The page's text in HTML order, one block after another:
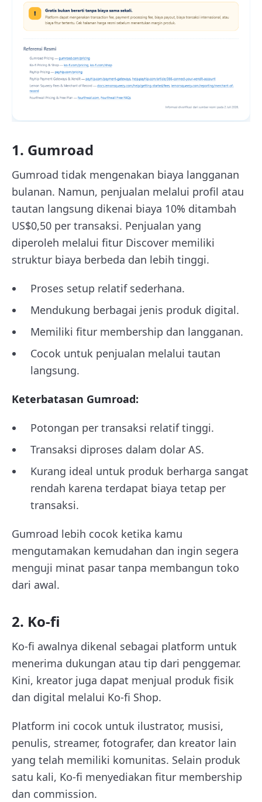
1. Gumroad
Gumroad tidak mengenakan biaya langganan
bulanan. Namun, penjualan melalui profil atau
tautan langsung dikenai biaya 10% ditambah
US$0,50 per transaksi. Penjualan yang
diperoleh melalui fitur Discover memiliki
struktur biaya berbeda dan lebih tinggi.
Proses setup relatif sederhana.
Mendukung berbagai jenis produk digital.
Memiliki fitur membership dan langganan.
Cocok untuk penjualan melalui tautan
langsung.
Keterbatasan Gumroad:
Potongan per transaksi relatif tinggi.
Transaksi diproses dalam dolar AS.
Kurang ideal untuk produk berharga sangat
rendah karena terdapat biaya tetap per
transaksi.
Gumroad lebih cocok ketika kamu
mengutamakan kemudahan dan ingin segera
menguji minat pasar tanpa membangun toko
dari awal.
2. Ko-fi
Ko-fi awalnya dikenal sebagai platform untuk
menerima dukungan atau tip dari penggemar.
Kini, kreator juga dapat menjual produk fisik
dan digital melalui Ko-fi Shop.
Platform ini cocok untuk ilustrator, musisi,
penulis, streamer, fotografer, dan kreator lain
yang telah memiliki komunitas. Selain produk
satu kali, Ko-fi menyediakan fitur membership
dan commission.